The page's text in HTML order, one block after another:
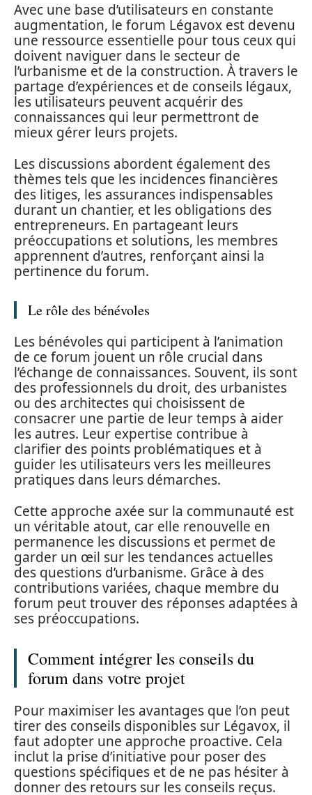
Avec une base d’utilisateurs en constante
augmentation, le forum Légavox est devenu
une ressource essentielle pour tous ceux qui
doivent naviguer dans le secteur de
l’urbanisme et de la construction. À travers le
partage d’expériences et de conseils légaux,
les utilisateurs peuvent acquérir des
connaissances qui leur permettront de
mieux gérer leurs projets.
Les discussions abordent également des
thèmes tels que les incidences financières
des litiges, les assurances indispensables
durant un chantier, et les obligations des
entrepreneurs. En partageant leurs
préoccupations et solutions, les membres
apprennent d’autres, renforçant ainsi la
pertinence du forum.
Le rôle des bénévoles
Les bénévoles qui participent à l’animation
de ce forum jouent un rôle crucial dans
l’échange de connaissances. Souvent, ils sont
des professionnels du droit, des urbanistes
ou des architectes qui choisissent de
consacrer une partie de leur temps à aider
les autres. Leur expertise contribue à
clarifier des points problématiques et à
guider les utilisateurs vers les meilleures
pratiques dans leurs démarches.
Cette approche axée sur la communauté est
un véritable atout, car elle renouvelle en
permanence les discussions et permet de
garder un œil sur les tendances actuelles
des questions d’urbanisme. Grâce à des
contributions variées, chaque membre du
forum peut trouver des réponses adaptées à
ses préoccupations.
Comment intégrer les conseils du
forum dans votre projet
Pour maximiser les avantages que l’on peut
tirer des conseils disponibles sur Légavox, il
faut adopter une approche proactive. Cela
inclut la prise d’initiative pour poser des
questions spécifiques et de ne pas hésiter à
donner des retours sur les conseils reçus.